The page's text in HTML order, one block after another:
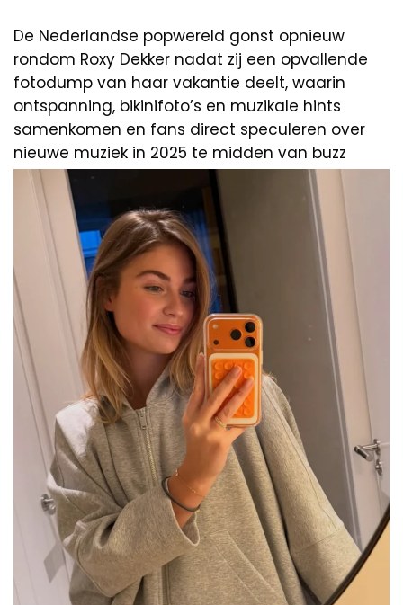
De Nederlandse popwereld gonst opnieuw
rondom Roxy Dekker nadat zij een opvallende
fotodump van haar vakantie deelt, waarin
ontspanning, bikinifoto’s en muzikale hints
samenkomen en fans direct speculeren over
nieuwe muziek in 2025 te midden van buzz